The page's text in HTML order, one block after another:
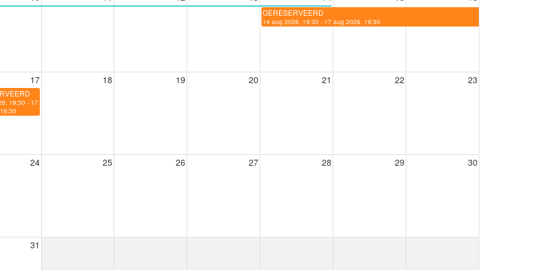
GERESERVEERD
14 aug 2026, 19:30 - 17 aug 2026, 19:30
17 18 19 20 21 22 23
19:30 - 17
24 25 26 27 28 29 30
31